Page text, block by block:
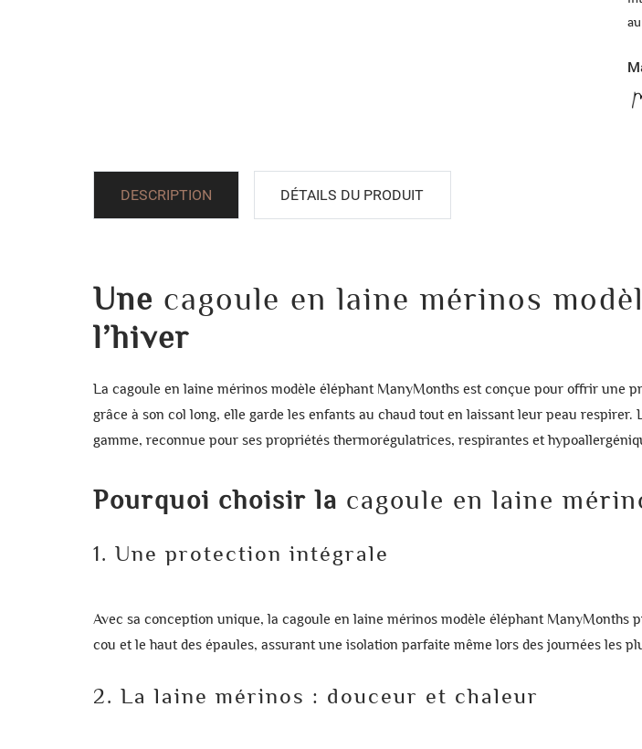
DESCRIPTION DÉTAILS DU PRODUIT
Une cagoule en laine mérinos
l’hiver
La cagoule en laine mérinos modèle éléphant ManyMonths est conçue pour offrir une
grâce à son col long, elle garde les enfants au chaud tout en laissant leur peau respirer.
gamme, reconnue pour ses propriétés thermorégulatrices, respirantes et
Pourquoi choisir la cagoule en laine
1. Une protection intégrale
Avec sa conception unique, la cagoule en laine mérinos modèle éléphant ManyMonths
cou et le haut des épaules, assurant une isolation parfaite même lors des journées les
2. La laine mérinos : douceur et chaleur